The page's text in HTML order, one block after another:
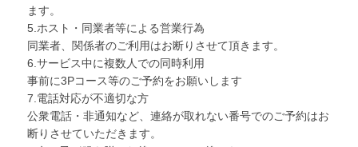
ます。
5.ホスト・同業者等による営業行為
同業者、関係者のご利用はお断りさせて頂きます。
6.サービス中に複数人での同時利用
事前に3Pコース等のご予約をお願いします
7.電話対応が不適切な方
公衆電話・非通知など、連絡が取れない番号でのご予約はお
断りさせていただきます。